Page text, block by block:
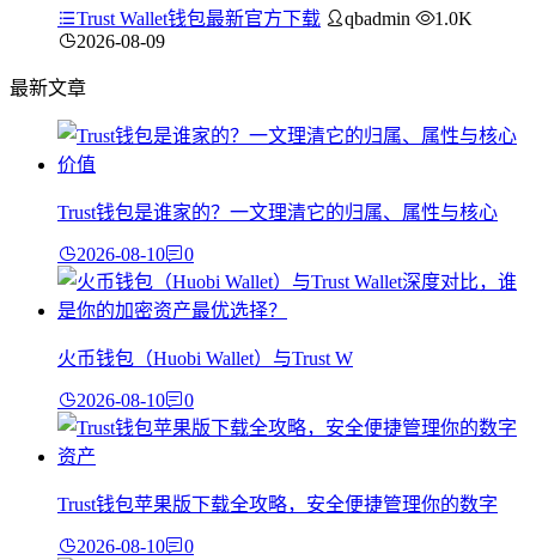
Trust Wallet钱包最新官方下载 qbadmin
1.0K
2026-08-09
最新文章
Trust钱包是谁家的？一文理清它的归属、属性与核心
2026-08-10 0
火币钱包（Huobi Wallet）与Trust W
2026-08-10 0
Trust钱包苹果版下载全攻略，安全便捷管理你的数字
2026-08-10 0